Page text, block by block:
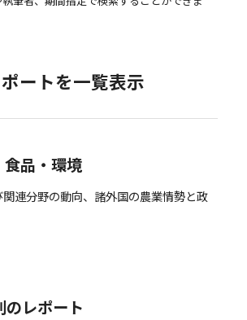
ートを一覧表示
品・環境
連分野の動向、諸外国の農業情勢と政
のレポート